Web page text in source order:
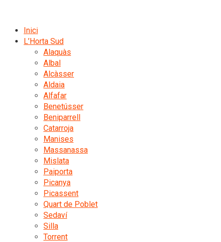
Inici
L’Horta Sud
Alaquàs
Albal
Alcàsser
Aldaia
Alfafar
Benetússer
Beniparrell
Catarroja
Manises
Massanassa
Mislata
Paiporta
Picanya
Picassent
Quart de Poblet
Sedaví
Silla
Torrent